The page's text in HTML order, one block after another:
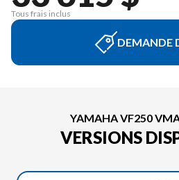
Tous frais inclus
DEMANDE
YAMAHA VF250
VERSIONS